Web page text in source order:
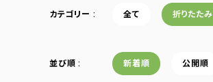
カテゴリー 全て 折りたたみ
並び順 新着順 公開順